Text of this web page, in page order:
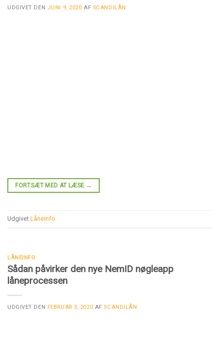
UDGIVET DEN JUNI 9, 2020 AF SCANDILÅN
FORTSÆT MED AT LÆSE →
Udgivet Låneinfo
LÅNEINFO
Sådan påvirker den nye NemID nøgleapp
låneprocessen
UDGIVET DEN FEBRUAR 3, 2020 AF SCANDILÅN